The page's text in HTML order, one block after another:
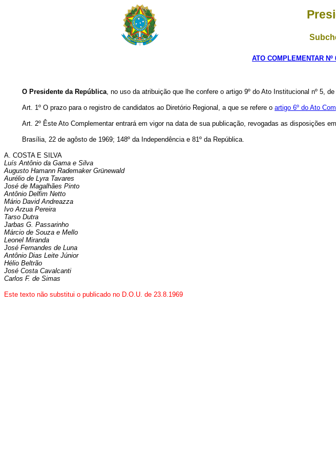
ATO COMPLEMENTAR
O Presidente da República, no uso da atribuição que lhe confere o ar­tigo 9º do Ato Institucional nº 5,
Art. 1º O prazo para o registro de candidatos ao Diretório Regional, a que se refere o artigo 6º do Ato
Art. 2º Êste Ato Complementar entrará em vigor na data de sua pu­blicação, revogadas as disposições
Brasília, 22 de agôsto de 1969; 148º da Independência e 81º da República.
A. COSTA E SILVA
Luís Antônio da Gama e Silva
Augusto Hamann Rademaker Grünewald
Aurélio de Lyra Tavares
José de Magalhães Pinto
Antônio Delfim Netto
Mário David Andreazza
Ivo Arzua Pereira
Tarso Dutra
Jarbas G. Passarinho
Márcio de Souza e Mello
Leonel Miranda
José Fernandes de Luna
Antônio Dias Leite Júnior
Hélio Beltrão
José Costa Cavalcanti
Carlos F. de Simas
Este texto não substitui o publicado no D.O.U. de 23.8.1969